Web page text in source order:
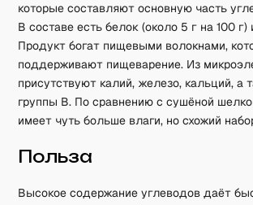
которые составляют основную часть
В составе есть белок (около 5 г на 100
Продукт богат пищевыми волокнами,
поддерживают пищеварение. Из
присутствуют калий, железо, кальций, а
группы B. По сравнению с сушёной
имеет чуть больше влаги, но схожий
Польза
Высокое содержание углеводов даёт